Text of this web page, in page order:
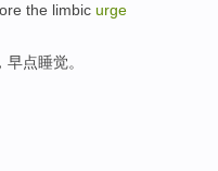
the limbic urge
， 早点睡觉。